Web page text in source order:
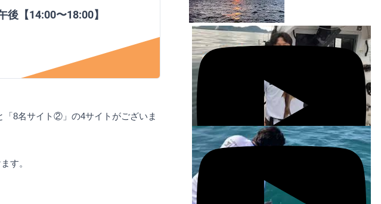
後【14:00〜18:00】
8名サイト②」の4サイトがございま
す。